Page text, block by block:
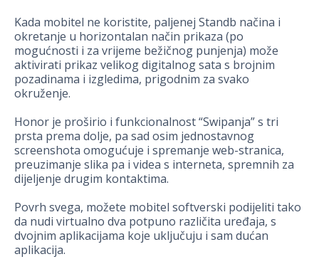
Kada mobitel ne koristite, paljenej Standb načina i
okretanje u horizontalan način prikaza (po
mogućnosti i za vrijeme bežičnog punjenja) može
aktivirati prikaz velikog digitalnog sata s brojnim
pozadinama i izgledima, prigodnim za svako
okruženje.
Honor je proširio i funkcionalnost “Swipanja” s tri
prsta prema dolje, pa sad osim jednostavnog
screenshota omogućuje i spremanje web-stranica,
preuzimanje slika pa i videa s interneta, spremnih za
dijeljenje drugim kontaktima.
Povrh svega, možete mobitel softverski podijeliti tako
da nudi virtualno dva potpuno različita uređaja, s
dvojnim aplikacijama koje uključuju i sam dućan
aplikacija.